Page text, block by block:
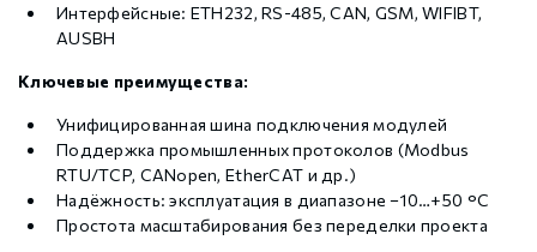
Интерфейсные: ETH232, RS-485, CAN, GSM, WIFIBT,
AUSBH
Ключевые преимущества:
Унифицированная шина подключения модулей
Поддержка промышленных протоколов (Modbus
RTU/TCP, CANopen, EtherCAT и др.)
Надёжность: эксплуатация в диапазоне −10…+50 °C
Простота масштабирования без переделки проекта